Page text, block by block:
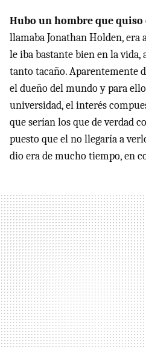
Hubo un hombre que
llamaba Jonathan Holden, era
le iba bastante bien en la
tanto tacaño. Aparentemente
el dueño del mundo y para
universidad, el interés
que serían los que de verdad
puesto que el no llegaría a
dio era de mucho tiempo, en